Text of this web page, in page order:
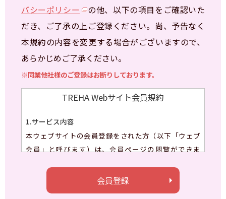
バシーポリシー
の他、以下の項目をご確認いた
だき、ご了承の上ご登録ください。尚、予告なく
本規約の内容を変更する場合がございますので、
あらかじめご了承ください。
※同業他社様のご登録はお断りしております。
TREHA Webサイト会員規約
1.サービス内容
本ウェブサイトの会員登録をされた方（以下「ウェブ
会員」と呼びます）は、会員ページの閲覧ができま
指定のフォームに会員情報を入力いただきます。
会員登録